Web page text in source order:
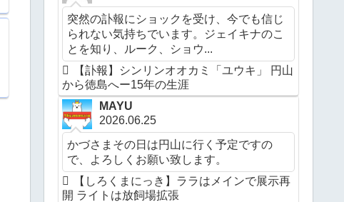
突然の訃報にショックを受け、今でも信じ
られない気持ちでいます。ジェイキナのこ
とを知り、ルーク、ショウ...
【訃報】シンリンオオカミ「ユウキ」 円山
から徳島へー15年の生涯
MAYU
2026.06.25
かづさまその日は円山に行く予定ですの
で、よろしくお願い致します。
【しろくまにっき】ララはメインで展示再
開 ライトは放飼場拡張